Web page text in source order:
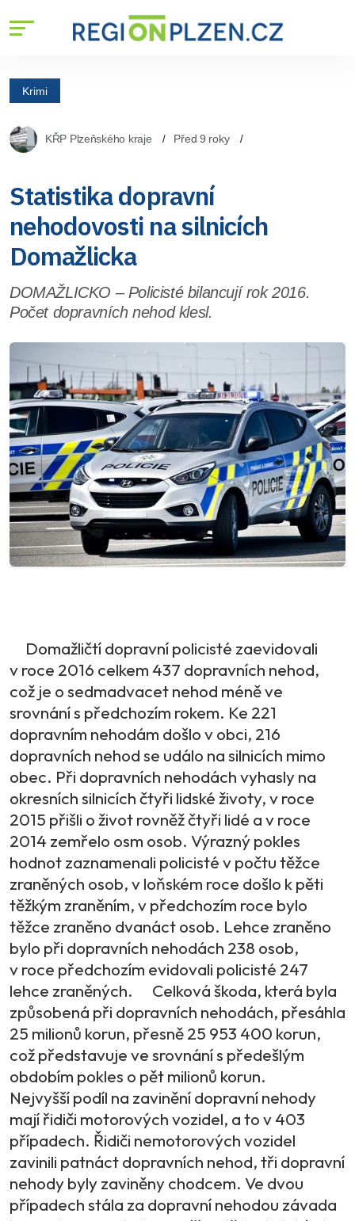
Krimi
KŘP Plzeňského kraje Před 9 roky
Statistika dopravní
nehodovosti na silnicích
Domažlicka
DOMAŽLICKO – Policisté bilancují rok 2016.
Počet dopravních nehod klesl.
Domažličtí dopravní policisté zaevidovali
v roce 2016 celkem 437 dopravních nehod,
což je o sedmadvacet nehod méně ve
srovnání s předchozím rokem. Ke 221
dopravním nehodám došlo v obci, 216
dopravních nehod se událo na silnicích mimo
obec. Při dopravních nehodách vyhasly na
okresních silnicích čtyři lidské životy, v roce
2015 přišli o život rovněž čtyři lidé a v roce
2014 zemřelo osm osob. Výrazný pokles
hodnot zaznamenali policisté v počtu těžce
zraněných osob, v loňském roce došlo k pěti
těžkým zraněním, v předchozím roce bylo
těžce zraněno dvanáct osob. Lehce zraněno
bylo při dopravních nehodách 238 osob,
v roce předchozím evidovali policisté 247
lehce zraněných. Celková škoda, která byla
způsobená při dopravních nehodách, přesáhla
25 milionů korun, přesně 25 953 400 korun,
což představuje ve srovnání s předešlým
obdobím pokles o pět milionů korun.
Nejvyšší podíl na zavinění dopravní nehody
mají řidiči motorových vozidel, a to v 403
případech. Řidiči nemotorových vozidel
zavinili patnáct dopravních nehod, tři dopravní
nehody byly zaviněny chodcem. Ve dvou
případech stála za dopravní nehodou závada